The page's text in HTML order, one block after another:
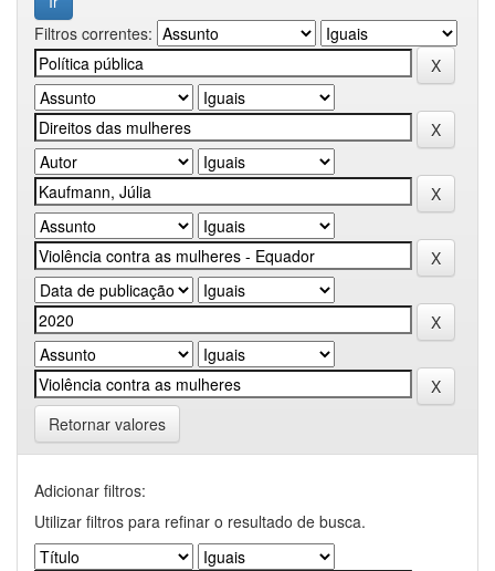
Filtros correntes:
Retornar valores
Adicionar filtros:
Utilizar filtros para refinar o resultado de busca.